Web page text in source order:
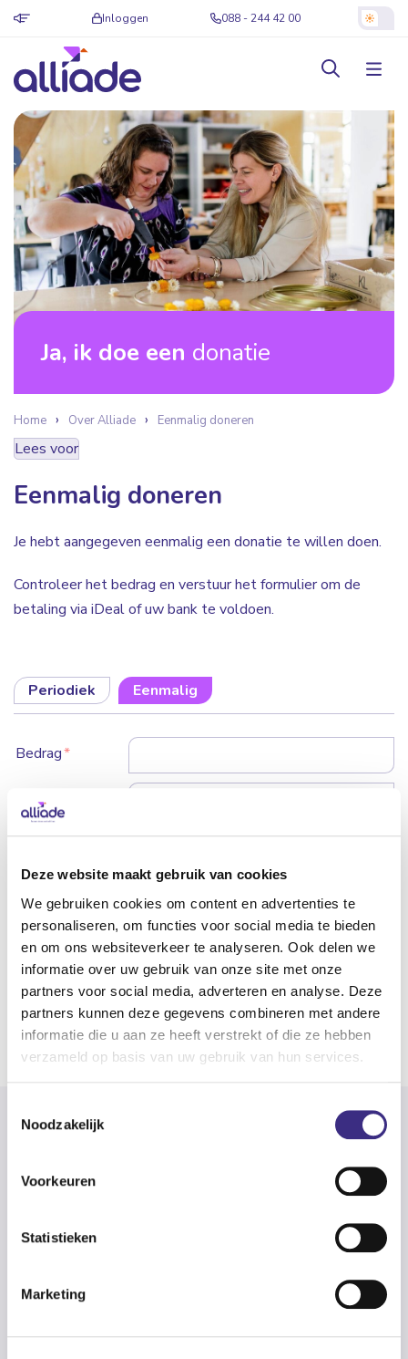
Deze website maakt gebruik van cookies
We gebruiken cookies om content en advertenties te
personaliseren, om functies voor social media te bieden
en om ons websiteverkeer te analyseren. Ook delen we
informatie over uw gebruik van onze site met onze
partners voor social media, adverteren en analyse. Deze
partners kunnen deze gegevens combineren met andere
informatie die u aan ze heeft verstrekt of die ze hebben
verzameld op basis van uw gebruik van hun services.
Noodzakelijk
Voorkeuren
Statistieken
Marketing
Inloggen 088 - 244 42 00
Ja, ik doe een donatie
Home Over Alliade Eenmalig doneren
Lees voor
Eenmalig doneren
Je hebt aangegeven eenmalig een donatie te willen doen.
Controleer het bedrag en verstuur het formulier om de
betaling via iDeal of uw bank te voldoen.
Periodiek Eenmalig
Bedrag*
Naam
informatie over het werk en acties van
het Samen doen wat wél kan - fonds.
Klantadviescentrum
Praktische informatie voor (nieuwe) cliënten